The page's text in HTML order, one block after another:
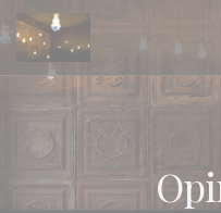
Personalización de sus